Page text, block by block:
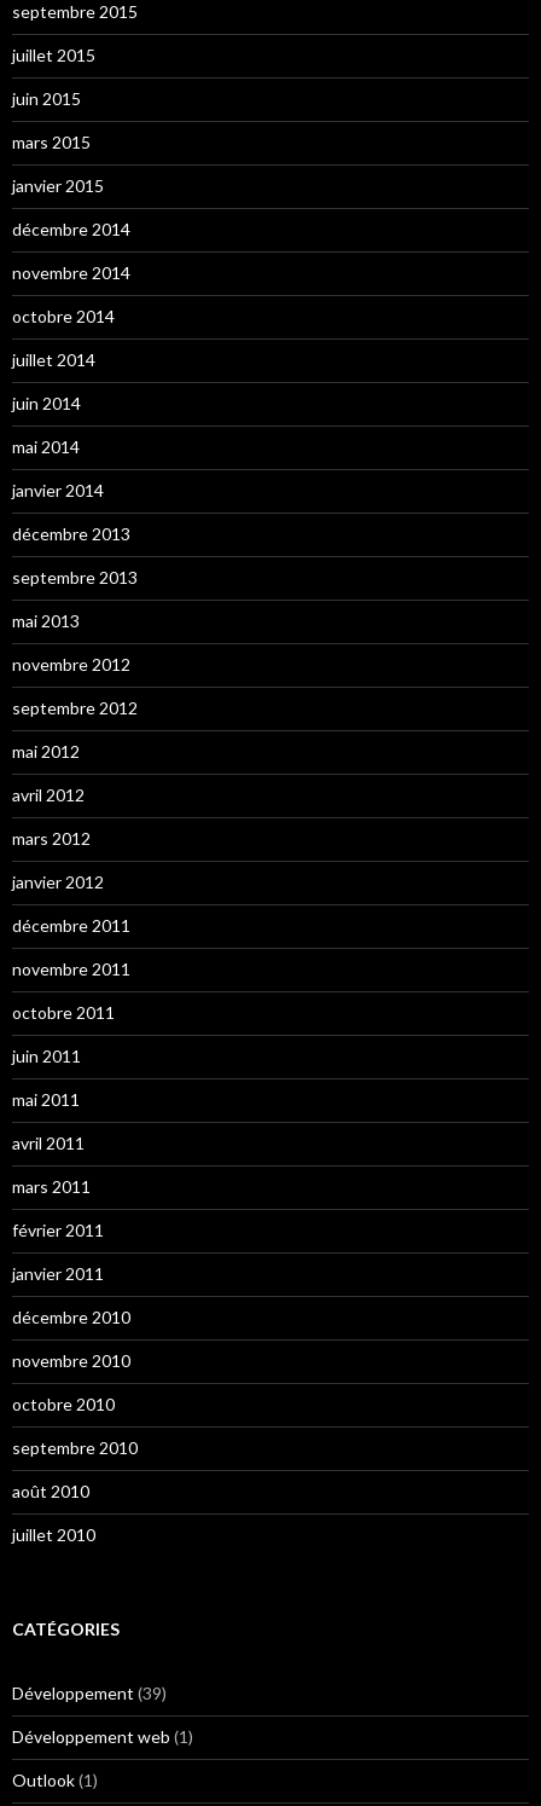
septembre 2015
juillet 2015
juin 2015
mars 2015
janvier 2015
décembre 2014
novembre 2014
octobre 2014
juillet 2014
juin 2014
mai 2014
janvier 2014
décembre 2013
septembre 2013
mai 2013
novembre 2012
septembre 2012
mai 2012
avril 2012
mars 2012
janvier 2012
décembre 2011
novembre 2011
octobre 2011
juin 2011
mai 2011
avril 2011
mars 2011
février 2011
janvier 2011
décembre 2010
novembre 2010
octobre 2010
septembre 2010
août 2010
juillet 2010
CATÉGORIES
Développement (39)
Développement web (1)
Outlook(1)